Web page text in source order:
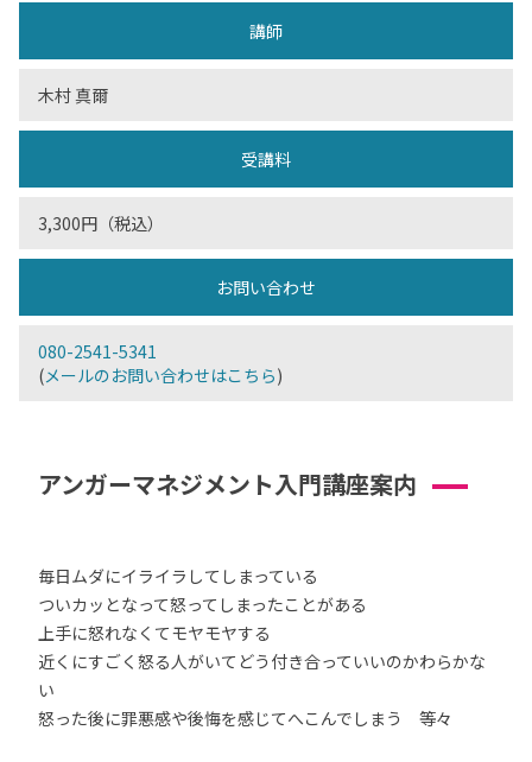
講師
木村 真爾
受講料
3,300円（税込）
お問い合わせ
080-2541-5341
(メールのお問い合わせはこちら)
アンガーマネジメント入門講座案内
毎日ムダにイライラしてしまっている
ついカッとなって怒ってしまったことがある
上手に怒れなくてモヤモヤする
近くにすごく怒る人がいてどう付き合っていいのかわらかな
い
怒った後に罪悪感や後悔を感じてへこんでしまう 等々